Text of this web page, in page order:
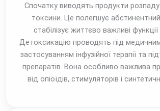
Спочатку виводять продукти розпаду
токсини. Це полегшує
стабілізує життєво важливі функції
Детоксикацію проводять під
застосуванням інфузійної терапії та
препаратів. Вона особливо важлива
від опіоїдів, стимуляторів і